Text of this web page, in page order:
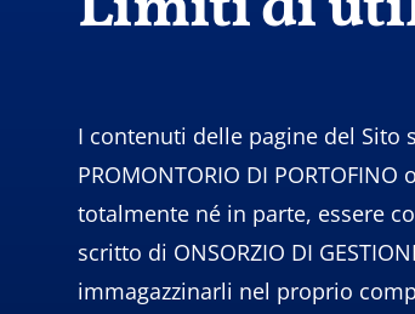
I contenuti delle pagine del Sito
PROMONTORIO DI
totalmente né in parte, essere
scritto di ONSORZIO DI
immagazzinarli nel proprio